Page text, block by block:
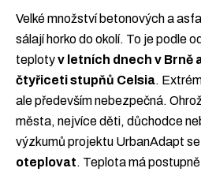
Velké množství betonových a
sálají horko do okolí. To je podle
teplotyv letních dnech v Brně
čtyřiceti stupňů Celsia.
ale především nebezpečná.
města, nejvíce děti, důchodce
výzkumů projektu UrbanAdapt
oteplovat. Teplota má